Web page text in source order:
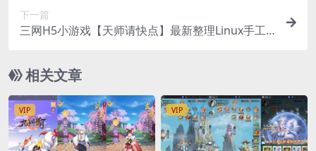
下一篇
三网H5小游戏【天师请快点】最新整理Linux手工
相关文章
VIP VIP